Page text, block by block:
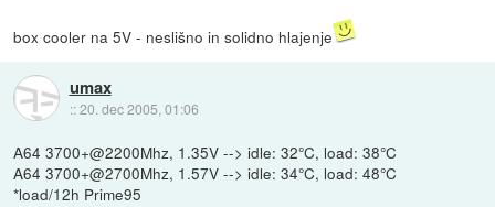
box cooler na 5V - neslišno in solidno hlajenje
umax
::20. dec 2005, 01:06
A64 3700+@2200Mhz, 1.35V --> idle: 32°C, load: 38°C
A64 3700+@2700Mhz, 1.57V --> idle: 34°C, load: 48°C
*load/12h Prime95